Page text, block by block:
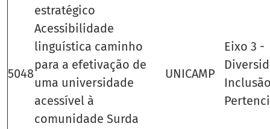
estratégico
5048
Acessibilidade
linguística caminho
para a efetivação de
uma universidade
acessível à
comunidade Surda
UNICAMP
Eixo 3 -